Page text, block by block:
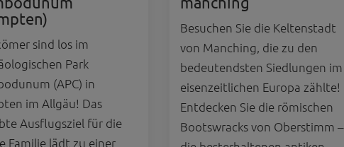
sind los im
Park
(APC) in
im Allgäu! Das
Ausflugsziel für die
Familie lädt zu einer
Besuchen Sie die Keltenstadt
von Manching, die zu den
bedeutendsten Siedlungen im
eisenzeitlichen Europa zählte!
Entdecken Sie die römischen
Bootswracks von Oberstimm –